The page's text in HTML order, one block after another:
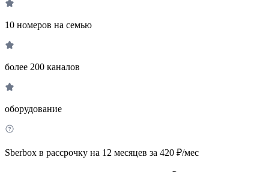
10 номеров на семью
более 200 каналов
оборудование
Sberbox в рассрочку на 12 месяцев за 420 ₽/мес